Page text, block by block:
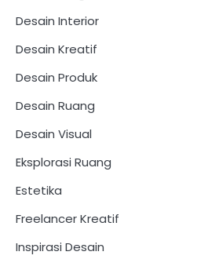
Desain Interior
Desain Kreatif
Desain Produk
Desain Ruang
Desain Visual
Eksplorasi Ruang
Estetika
Freelancer Kreatif
Inspirasi Desain